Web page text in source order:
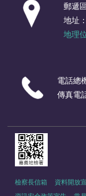
郵遞
地址
地理
電話總
傳真電
檢察長信箱 資料開放